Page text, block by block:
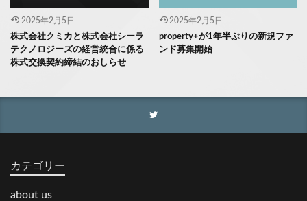
2025年2月5日
株式会社クミカと株式会社シーラ
テクノロジーズの経営統合に係る
株式交換契約締結のおしらせ
2025年2月5日
property+が1年半ぶりの新規ファ
ンド募集開始
カテゴリー
about us